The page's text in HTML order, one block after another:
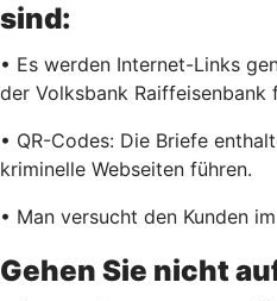
sind:
• Es werden Internet-Links
der Volksbank Raiffeisenbank
• QR-Codes: Die Briefe
kriminelle Webseiten führen.
• Man versucht den Kunden
Gehen Sie nicht